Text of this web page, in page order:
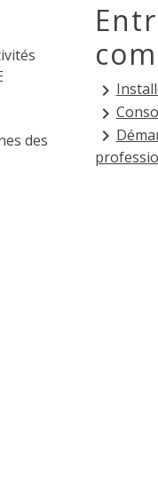
des
keyboard_arrow_right
keyboard_arrow_right
keyboard_arrow_right